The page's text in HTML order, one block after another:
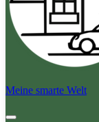
Meine smarte Welt